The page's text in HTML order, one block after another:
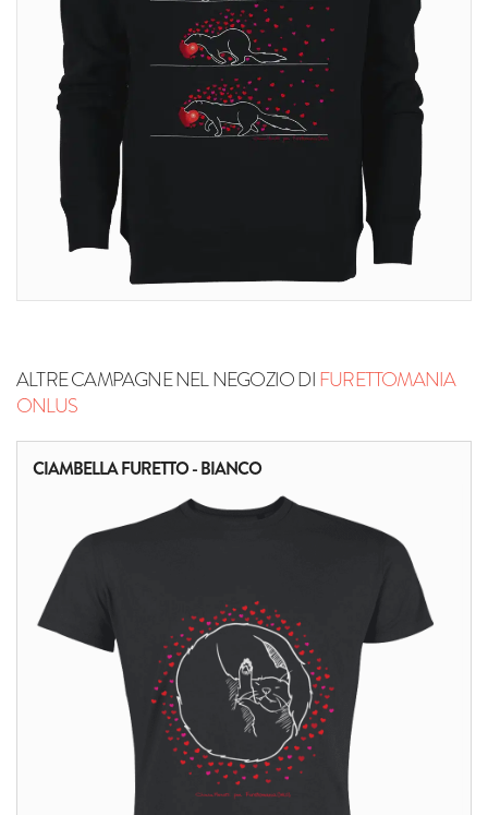
ALTRE CAMPAGNE NEL NEGOZIO DIFURETTOMANIA
ONLUS
CIAMBELLA FURETTO - BIANCO